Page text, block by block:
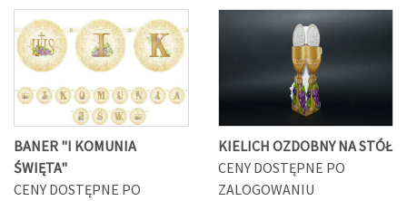
BANER "I KOMUNIA
ŚWIĘTA"
CENY DOSTĘPNE PO
KIELICH OZDOBNY NA STÓŁ
CENY DOSTĘPNE PO
ZALOGOWANIU